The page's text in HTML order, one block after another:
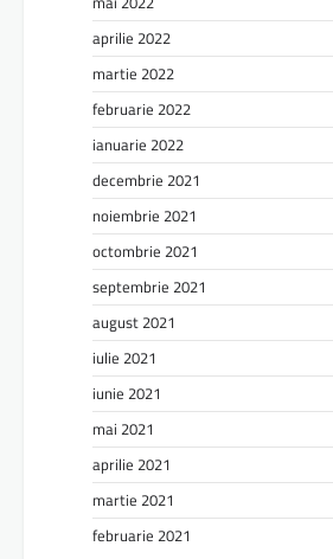
aprilie 2022
martie 2022
februarie 2022
ianuarie 2022
decembrie 2021
noiembrie 2021
octombrie 2021
septembrie 2021
august 2021
iulie 2021
iunie 2021
mai 2021
aprilie 2021
martie 2021
februarie 2021